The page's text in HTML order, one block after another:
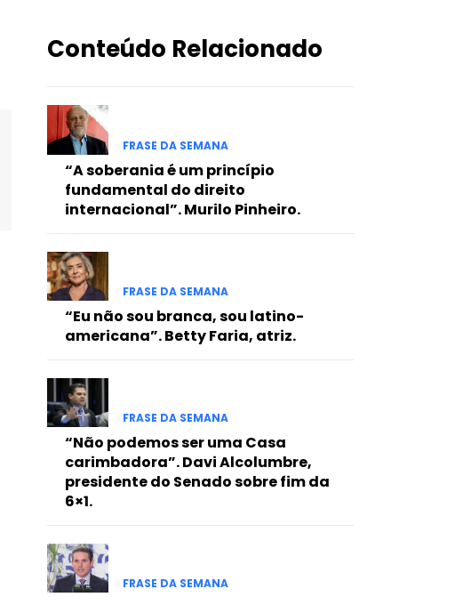
Conteúdo Relacionado
FRASE DA SEMANA
“A soberania é um princípio
fundamental do direito
internacional”. Murilo Pinheiro.
FRASE DA SEMANA
“Eu não sou branca, sou latino-
americana”. Betty Faria, atriz.
FRASE DA SEMANA
“Não podemos ser uma Casa
carimbadora”. Davi Alcolumbre,
presidente do Senado sobre fim da
6×1.
FRASE DA SEMANA